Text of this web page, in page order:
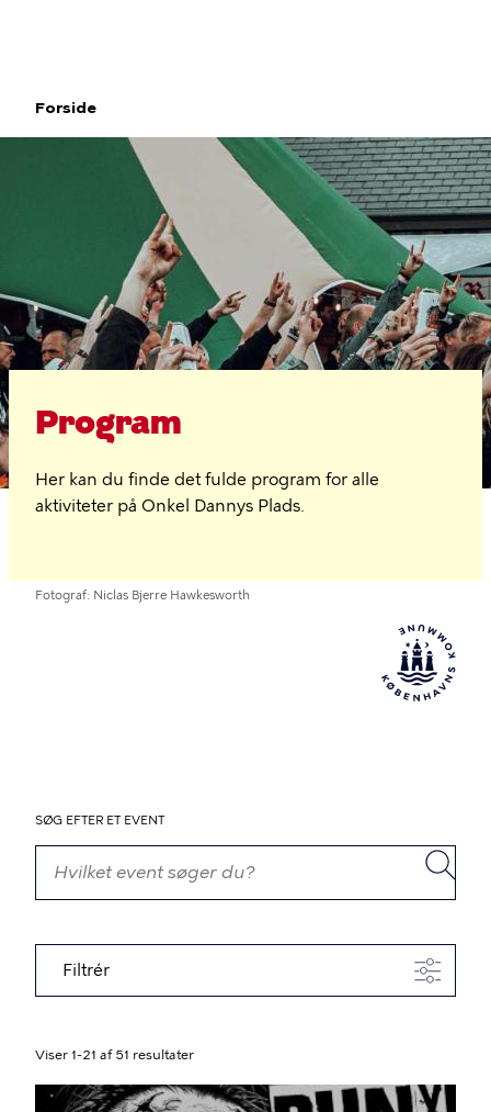
Brødkrumme
Forside
Program
Program
Her kan du finde det fulde program for alle
aktiviteter på Onkel Dannys Plads.
Fotograf Niclas Bjerre Hawkesworth
SØG EFTER ET EVENT
Filtrér
Viser 1-21 af 51 resultater